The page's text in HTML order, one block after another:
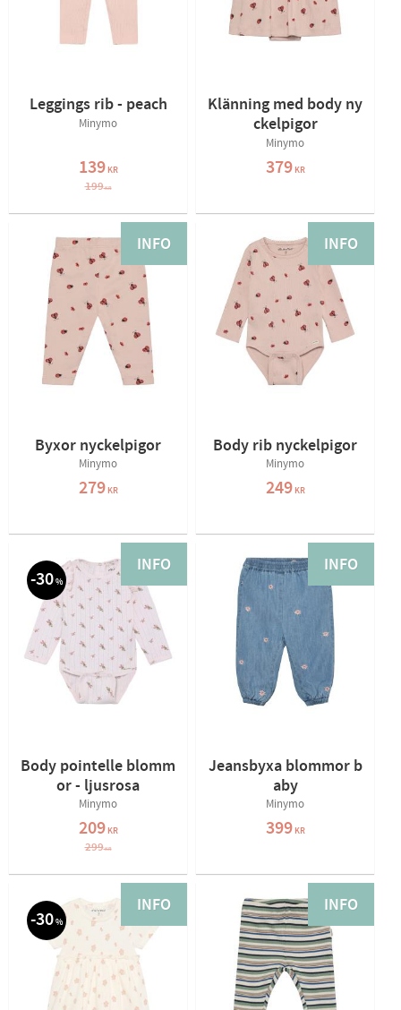
Leggings rib - peach
Minymo
139KR
199KR
Klänning med body ny
ckelpigor
Minymo
379KR
Byxor nyckelpigor
Minymo
279KR
INFO
Body rib nyckelpigor
Minymo
249KR
INFO
Body pointelle blomm
or - ljusrosa
Minymo
209KR
299KR
30%
INFO
Jeansbyxa blommor b
aby
Minymo
399KR
INFO
30%
INFO INFO